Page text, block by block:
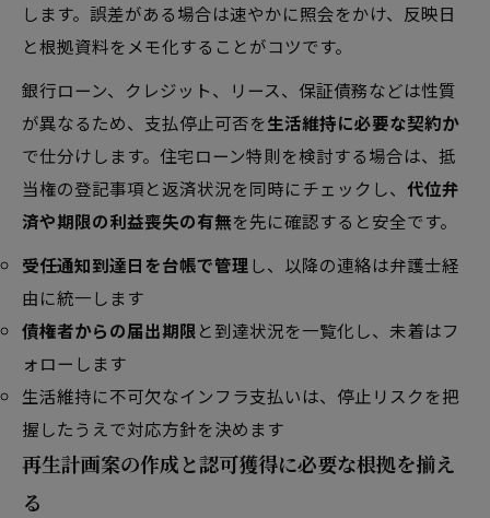
します。誤差がある場合は速やかに照会をかけ、反映日
と根拠資料をメモ化することがコツです。
銀行ローン、クレジット、リース、保証債務などは性質
が異なるため、支払停止可否を生活維持に必要な契約か
で仕分けします。住宅ローン特則を検討する場合は、抵
当権の登記事項と返済状況を同時にチェックし、 代位弁
済や期限の利益喪失の有無を先に確認すると安全です。
受任通知到達日を台帳で管理し、以降の連絡は弁護士経
由に統一します
債権者からの届出期限と到達状況を一覧化し、未着はフ
ォローします
生活維持に不可欠なインフラ支払いは、停止リスクを把
握したうえで対応方針を決めます
再生計画案の作成と認可獲得に必要な根拠を揃え
る